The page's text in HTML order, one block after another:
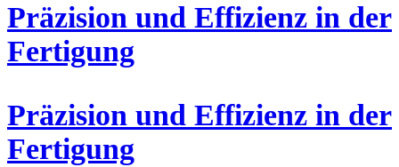
Präzision und Effizienz in der
Fertigung
Präzision und Effizienz in der
Fertigung